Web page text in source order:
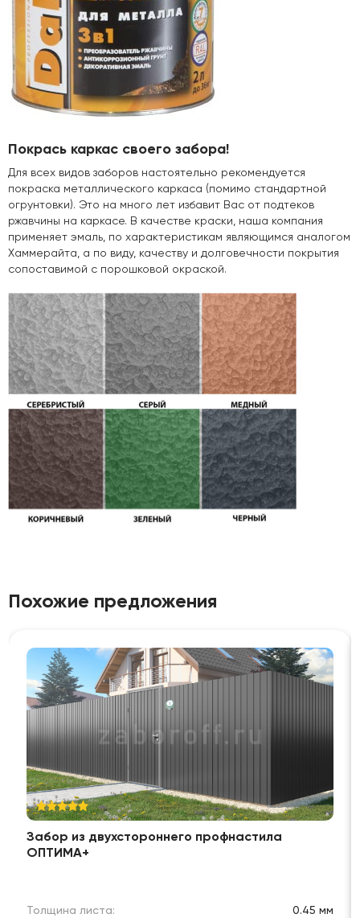
Покрась каркас своего забора!
Для всех видов заборов настоятельно рекомендуется
покраска металлического каркаса (помимо стандартной
огрунтовки). Это на много лет избавит Вас от подтеков
ржавчины на каркасе. В качестве краски, наша компания
применяет эмаль, по характеристикам являющимся аналогом
Хаммерайта, а по виду, качеству и долговечности покрытия
сопоставимой с порошковой окраской.
Похожие предложения
Забор из двухстороннего профнастила
ОПТИМА+
Толщина листа:
0.45 мм